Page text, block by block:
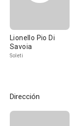
Lionello Pio Di
Savoia
Soleti
Dirección